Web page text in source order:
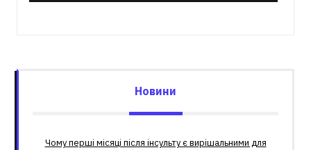
Новини
Чому перші місяці після інсульту є вирішальними для